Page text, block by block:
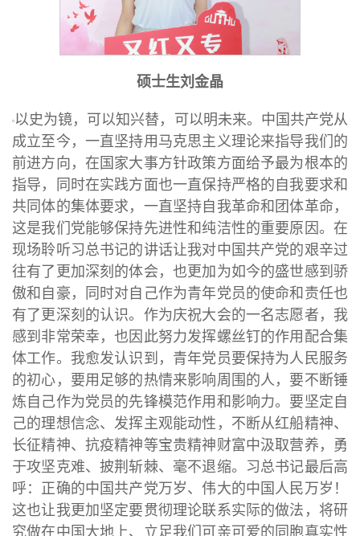
硕士生刘金晶
以史为镜，可以知兴替，可以明未来。中国共产党从
成立至今，一直坚持用马克思主义理论来指导我们的
前进方向，在国家大事方针政策方面给予最为根本的
指导，同时在实践方面也一直保持严格的自我要求和
共同体的集体要求，一直坚持自我革命和团体革命，
这是我们党能够保持先进性和纯洁性的重要原因。在
现场聆听习总书记的讲话让我对中国共产党的艰辛过
往有了更加深刻的体会，也更加为如今的盛世感到骄
傲和自豪，同时对自己作为青年党员的使命和责任也
有了更深刻的认识。作为庆祝大会的一名志愿者，我
感到非常荣幸，也因此努力发挥螺丝钉的作用配合集
体工作。我愈发认识到，青年党员要保持为人民服务
的初心，要用足够的热情来影响周围的人，要不断锤
炼自己作为党员的先锋模范作用和影响力。要坚定自
己的理想信念、发挥主观能动性，不断从红船精神、
长征精神、抗疫精神等宝贵精神财富中汲取营养，勇
于攻坚克难、披荆斩棘、毫不退缩。习总书记最后高
呼：正确的中国共产党万岁、伟大的中国人民万岁！
这也让我更加坚定要贯彻理论联系实际的做法，将研
究做在中国大地上、立足我们可亲可爱的同胞真实性